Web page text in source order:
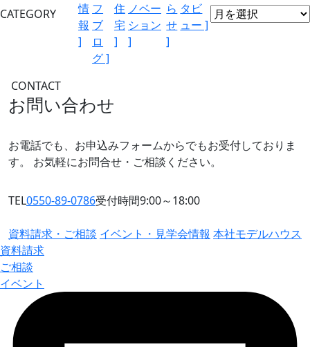
CATEGORY
情
報
]
フ
ブ
ロ
グ ]
住
宅
]
ノベー
ション
]
ら
せ
]
タビ
ュー ]
CONTACT
お問い合わせ
お電話でも、お申込みフォームからでもお受付しておりま
す。
お気軽にお問合せ・ご相談ください。
TEL0550-89-0786受付時間9:00～18:00
資料請求・ご相談 イベント・見学会情報 本社モデルハウス
資料請求
ご相談
イベント